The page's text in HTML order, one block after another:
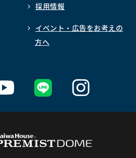
採用情報
イベント・広告をお考えの
方へ